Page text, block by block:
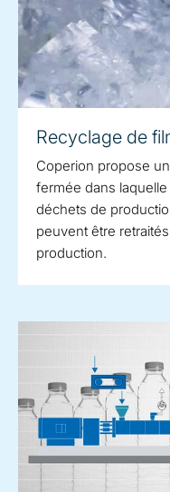
Recyclage de
Coperion propose
fermée dans
déchets de
peuvent être
production.